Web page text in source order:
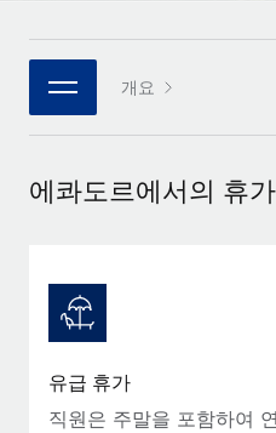
통합
핵심 비즈니스 도구로 프로세
전문가 상담
신원 조사
채용 후보자 심사 프로세스 간
Compliance Watchtower
플랫폼에 글로벌 HR을 유연하
Remote와의 파트너십 기회
Remote Build 곧 제공
사례 연구
이벤트
급여 및 인재 인사이트
모든 리소스 보기
한국어
개요
에콰도르에서의 휴
유급 휴가
직원은 주말을 포함하여